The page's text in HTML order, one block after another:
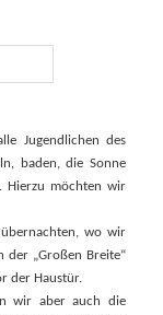
Jugendlichen des
baden, die Sonne
Hierzu möchten wir
über­nachten, wo wir
der „Großen Breite“
der Haustür.
wir aber auch die